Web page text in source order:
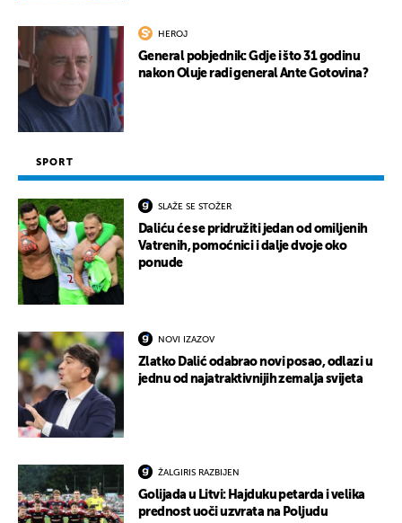
HEROJ
General pobjednik: Gdje i što 31 godinu
nakon Oluje radi general Ante Gotovina?
SPORT
SLAŽE SE STOŽER
Daliću će se pridružiti jedan od omiljenih
Vatrenih, pomoćnici i dalje dvoje oko
ponude
NOVI IZAZOV
Zlatko Dalić odabrao novi posao, odlazi u
jednu od najatraktivnijih zemalja svijeta
ŽALGIRIS RAZBIJEN
Golijada u Litvi: Hajduku petarda i velika
prednost uoči uzvrata na Poljudu